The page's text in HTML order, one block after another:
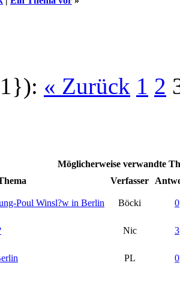
« Zurück 1 2
Möglicherweise verwandte
Verfasser
Poul Winsl?w in Berlin Böcki 0
Nic 3
PL 0